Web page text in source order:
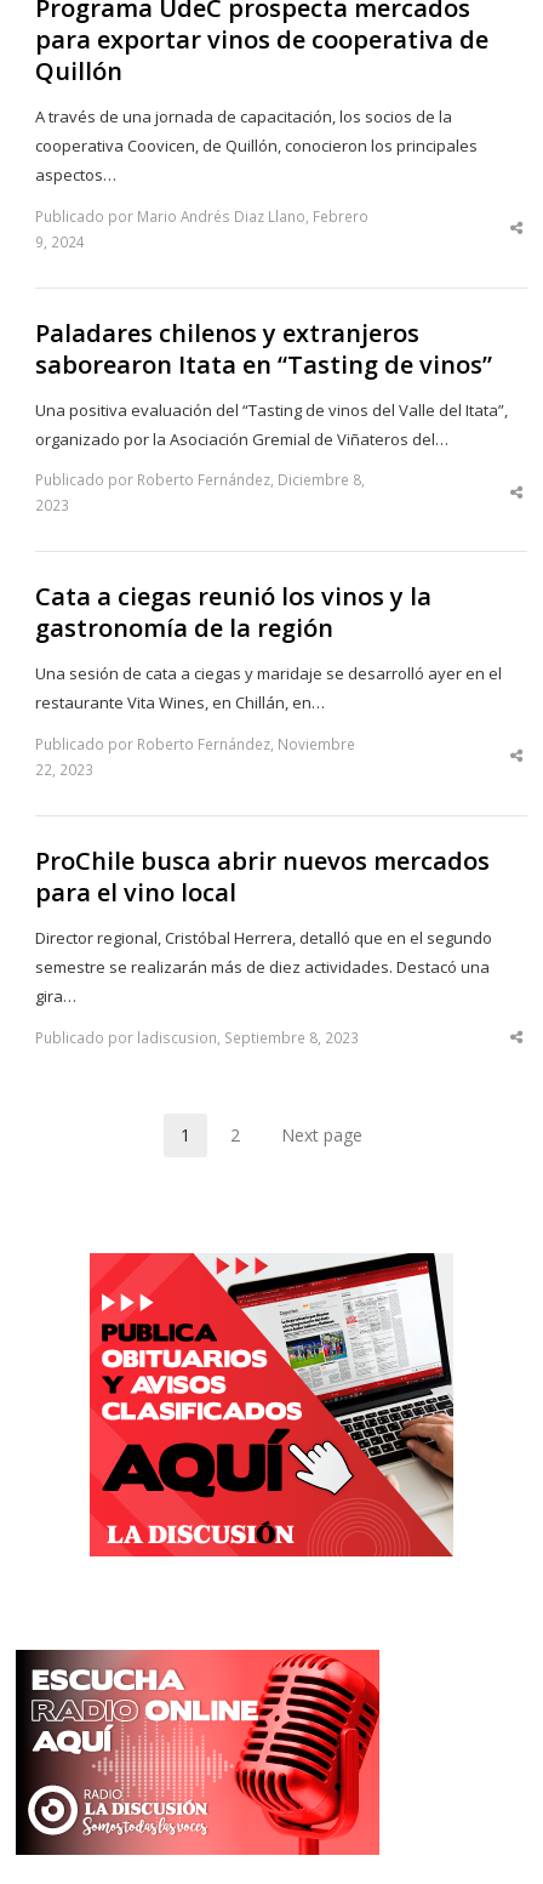
Programa UdeC prospecta mercados
para exportar vinos de cooperativa de
Quillón
A través de una jornada de capacitación, los socios de la
cooperativa Coovicen, de Quillón, conocieron los principales
aspectos…
Publicado por Mario Andrés Diaz Llano, Febrero
9, 2024
Paladares chilenos y extranjeros
saborearon Itata en “Tasting de vinos”
Una positiva evaluación del “Tasting de vinos del Valle del Itata”,
organizado por la Asociación Gremial de Viñateros del…
Publicado por Roberto Fernández, Diciembre 8,
2023
Cata a ciegas reunió los vinos y la
gastronomía de la región
Una sesión de cata a ciegas y maridaje se desarrolló ayer en el
restaurante Vita Wines, en Chillán, en…
Publicado por Roberto Fernández, Noviembre
22, 2023
ProChile busca abrir nuevos mercados
para el vino local
Director regional, Cristóbal Herrera, detalló que en el segundo
semestre se realizarán más de diez actividades. Destacó una
gira…
Publicado por ladiscusion, Septiembre 8, 2023
Page
1 Page
2 Next page